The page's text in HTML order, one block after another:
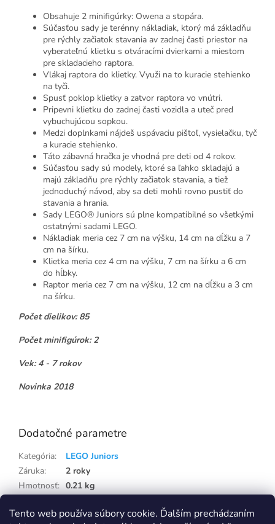
Tento web používa súbory cookie. Ďalším prechádzaním
Obsahuje 2 minifigúrky: Owena a stopára.
Súčasťou sady je terénny nákladiak, ktorý má základňu
pre rýchly začiatok stavania av zadnej časti priestor na
vyberateľnú klietku s otváracími dvierkami a miestom
pre skladacieho raptora.
Vlákaj raptora do klietky. Využi na to kuracie stehienko
na tyči.
Spusť poklop klietky a zatvor raptora vo vnútri.
Pripevni klietku do zadnej časti vozidla a uteč pred
vybuchujúcou sopkou.
Medzi doplnkami nájdeš uspávaciu pištoľ, vysielačku, tyč
a kuracie stehienko.
Táto zábavná hračka je vhodná pre deti od 4 rokov.
Súčasťou sady sú modely, ktoré sa ľahko skladajú a
majú základňu pre rýchly začiatok stavania, a tiež
jednoduchý návod, aby sa deti mohli rovno pustiť do
stavania a hrania.
Sady LEGO® Juniors sú plne kompatibilné so všetkými
ostatnými sadami LEGO.
Nákladiak meria cez 7 cm na výšku, 14 cm na dĺžku a 7
cm na šírku.
Klietka meria cez 4 cm na výšku, 7 cm na šírku a 6 cm
do hĺbky.
Raptor meria cez 7 cm na výšku, 12 cm na dĺžku a 3 cm
na šírku.
Počet dielikov: 85
Počet minifigúrok: 2
Vek: 4 - 7 rokov
Novinka 2018
Dodatočné parametre
Kategória:
LEGO Juniors
Záruka:
2 roky
Hmotnosť: 0.21 kg
Položka bola vypredaná…